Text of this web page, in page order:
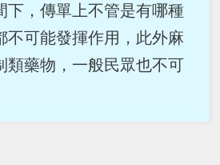
下，傳單上不管是有哪種
不可能發揮作用，此外麻
類藥物，一般民眾也不可